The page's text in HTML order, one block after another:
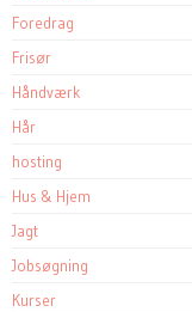
Foredrag
Frisør
Håndværk
Hår
hosting
Hus & Hjem
Jagt
Jobsøgning
Kurser